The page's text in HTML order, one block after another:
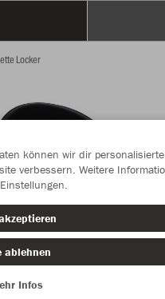
Locker
können wir dir personalisierte
verbessern. Weitere
ablehnen
Infos